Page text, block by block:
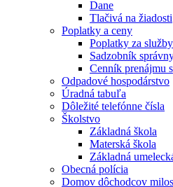
Dane
Tlačivá na žiadosti
Poplatky a ceny
Poplatky za služby
Sadzobník
Cenník prenájmu
Odpadové hospodárstvo
Úradná tabuľa
Dôležité telefónne čísla
Školstvo
Základná škola
Materská škola
Základná
Obecná polícia
Domov dôchodcov